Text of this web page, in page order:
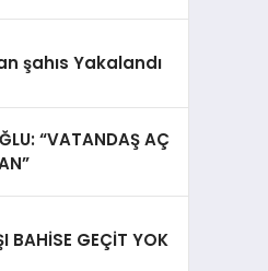
şahıs Yakalandı
“VATANDAŞ AÇ
BAHİSE GEÇİT YOK